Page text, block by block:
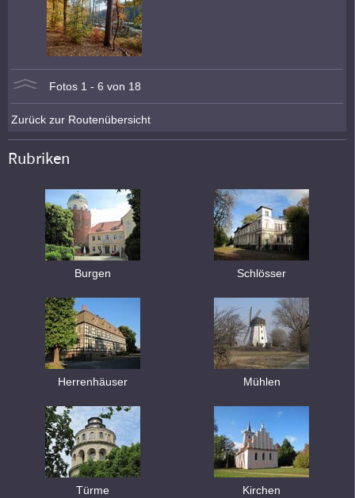
Fotos 1 - 6 von 18
Zurück zur Routenübersicht
Rubriken
Burgen Schlösser
Herrenhäuser Mühlen
Türme Kirchen